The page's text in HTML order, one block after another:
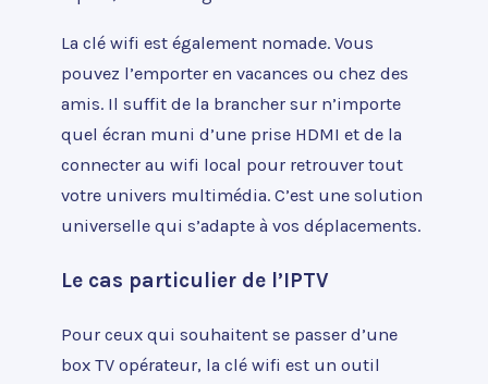
La clé wifi est également nomade. Vous
pouvez l’emporter en vacances ou chez des
amis. Il suffit de la brancher sur n’importe
quel écran muni d’une prise HDMI et de la
connecter au wifi local pour retrouver tout
votre univers multimédia. C’est une solution
universelle qui s’adapte à vos déplacements.
Le cas particulier de l’IPTV
Pour ceux qui souhaitent se passer d’une
box TV opérateur, la clé wifi est un outil